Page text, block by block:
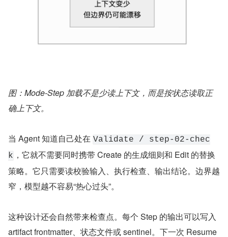
图：Mode-Step 加载不是少读上下文，而是按状态读取正
确上下文。
当 Agent 知道自己处在 Validate / step-02-chec
k ，它就不需要同时携带 Create 的生成细则和 Edit 的替换
策略。它只需要读校验输入、执行检查、输出结论。边界越
窄，模型越不容易“热心过头”。
这种设计还会自然带来检查点。每个 Step 的输出可以写入
artifact frontmatter、状态文件或 sentinel。下一次 Resume